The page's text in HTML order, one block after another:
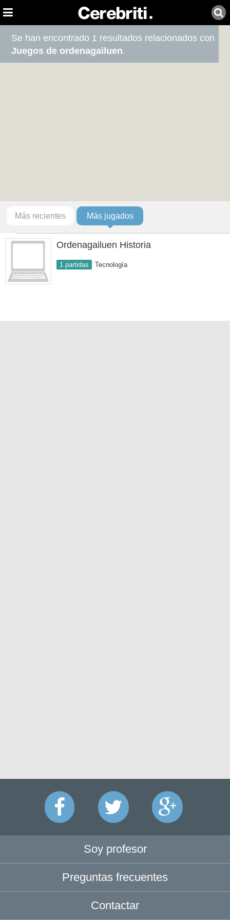
Se han encontrado 1 resultados relacionados con
Juegos de ordenagailuen.
Más recientes Más jugados
Ordenagailuen Historia
1 partidas Tecnología
Soy profesor
Preguntas frecuentes
Contactar